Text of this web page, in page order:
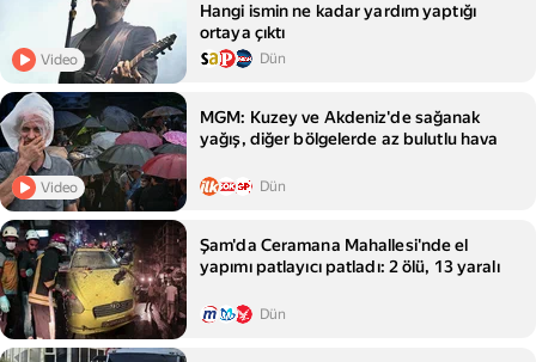
Video
Hangi ismin ne kadar yardım yaptığı
ortaya çıktı
Dün
Video
MGM: Kuzey ve Akdeniz'de sağanak
yağış, diğer bölgelerde az bulutlu hava
Dün
Şam'da Ceramana Mahallesi'nde el
yapımı patlayıcı patladı: 2 ölü, 13 yaralı
Dün